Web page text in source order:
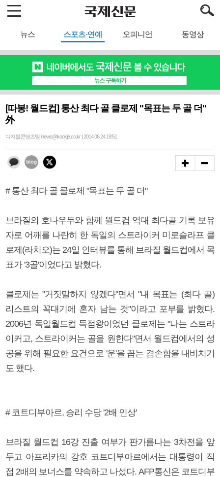
뉴스 스포츠·연예 오피니언 동영상
[따봉! 월드컵] 통산 최다 골 클로제 "목표는 두 골 더"
外
디지털콘텐츠팀 inews@kookje.co.kr | 2014.06.24 19:51
# 통산 최다 골 클로제 "목표는 두 골 더"
브라질의 호나우두와 함께 월드컵 역대 최다골 기록 보유
자로 어깨를 나란히 한 독일의 스트라이커 미로슬라프 클
로제(라치오)는 24일 인터뷰를 통해 브라질 월드컵에서 목
표가 '3골'이었다고 밝혔다.
클로제는 "거짓말하지 않겠다"면서 "내 목표는 (최다 골)
리스트의 꼭대기에 혼자 남는 것"이라고 포부를 밝혔다.
2006년 독일월드컵 득점왕이었던 클로제는 "나는 스트라
이커고, 스트라이커는 골을 원한다"면서 월드컵에서의 성
공을 위해 필요한 요건으로 '운'을 꼽는 겸손함을 내비치기
도 했다.
# 코트디부아르, 승리 수당 '2배 인상'
브라질 월드컵 16강 진출 여부가 판가름나는 3차전을 앞
두고 아프리카의 강호 코트디부아르에서는 대통령이 직
접 2배의 보너스를 약속하고 나섰다. AFP통신은 코트디부